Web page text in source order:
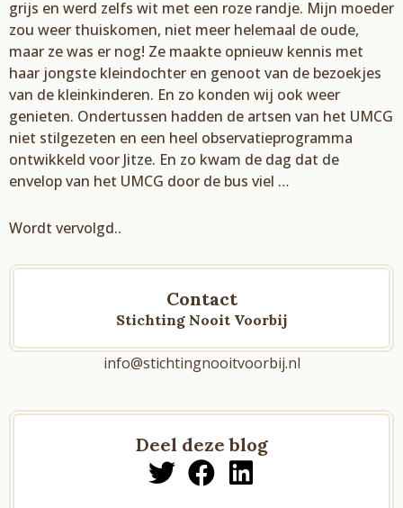
grijs en werd zelfs wit met een roze randje. Mijn moeder
zou weer thuiskomen, niet meer helemaal de oude,
maar ze was er nog! Ze maakte opnieuw kennis met
haar jongste kleindochter en genoot van de bezoekjes
van de kleinkinderen. En zo konden wij ook weer
genieten. Ondertussen hadden de artsen van het UMCG
niet stilgezeten en een heel observatieprogramma
ontwikkeld voor Jitze. En zo kwam de dag dat de
envelop van het UMCG door de bus viel …
Wordt vervolgd..
Contact
Stichting Nooit Voorbij
info@stichtingnooitvoorbij.nl
Deel deze blog
T
F
a
L